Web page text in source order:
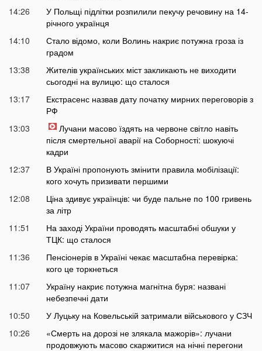
14:26
У Польщі підлітки розпилили пекучу речовину на 14-
річного українця
14:10
Стало відомо, коли Волинь накриє потужна гроза із
градом
13:38
Жителів українських міст закликають не виходити
сьогодні на вулицю: що сталося
13:17
Екстрасенс назвав дату початку мирних переговорів з
РФ
13:03
Лучани масово їздять на червоне світло навіть
після смертельної аварії на Соборності: шокуючі
кадри
12:37
В Україні пропонують змінити правила мобілізації:
кого хочуть призивати першими
12:08
Ціна здивує українців: чи буде пальне по 100 гривень
за літр
11:51
На заході України проводять масштабні обшуки у
ТЦК: що сталося
11:36
Пенсіонерів в Україні чекає масштабна перевірка:
кого це торкнеться
11:07
Україну накриє потужна магнітна буря: названі
небезпечні дати
10:50
У Луцьку на Ковельській затримали військового у СЗЧ
10:26
«Смерть на дорозі не злякала мажорів»: лучани
продовжують масово скаржитися на нічні перегони